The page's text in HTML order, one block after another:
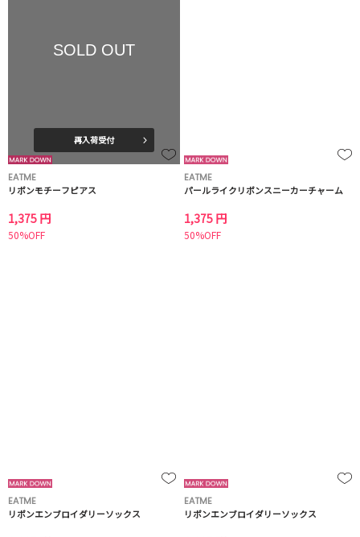
SOLD OUT
再入荷受付
EATME
リボンモチーフピアス
1,375 円
50%OFF
EATME
パールライクリボンスニーカーチャーム
1,375 円
50%OFF
EATME
リボンエンブロイダリーソックス
EATME
リボンエンブロイダリーソックス